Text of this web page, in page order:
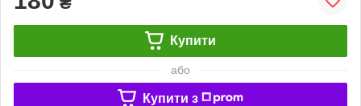
Купити
або
Купити з